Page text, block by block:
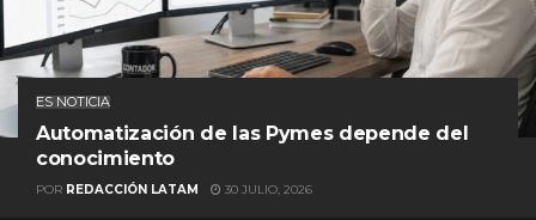
ES NOTICIA
Automatización de las Pymes depende del
conocimiento
POR REDACCIÓN LATAM 30 JULIO, 2026